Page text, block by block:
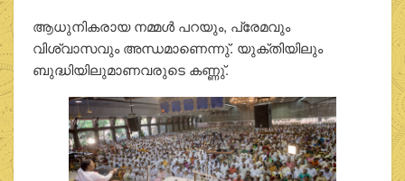
ആധുനികരായ നമ്മള്‍ പറയും, പ്രേമവും
വിശ്വാസവും അന്ധമാണെന്നു്. യുക്തിയിലും
ബുദ്ധിയിലുമാണവരുടെ കണ്ണു്.